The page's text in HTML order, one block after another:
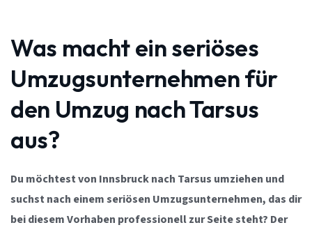
Was macht ein seriöses
Umzugsunternehmen für
den Umzug nach Tarsus
aus?
Du möchtest von Innsbruck nach Tarsus umziehen und
suchst nach einem seriösen Umzugsunternehmen, das dir
bei diesem Vorhaben professionell zur Seite steht? Der